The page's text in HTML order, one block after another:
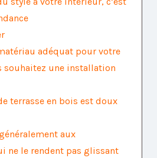
adéquat pour votre
souhaitez une installation
terrasse en bois est doux
aux
ne le rendent pas glissant